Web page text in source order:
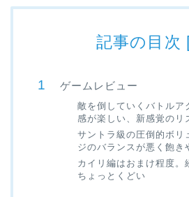
記事の目次
ゲームレビュー
敵を倒していくバトルア
感が楽しい、新感覚のリ
サントラ級の圧倒的ボリ
ジのバランスが悪く飽き
カイリ編はおまけ程度。
ちょっとくどい